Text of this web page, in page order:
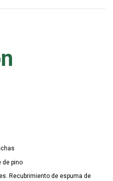
de pino
Recubrimiento de espuma de